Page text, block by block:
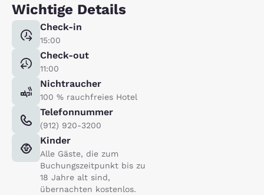
Wichtige Details
Check-in
15:00
Check-out
11:00
Nichtraucher
100 % rauchfreies Hotel
Telefonnummer
(912) 920-3200
Kinder
Alle Gäste, die zum
Buchungszeitpunkt bis zu
18 Jahre alt sind,
übernachten kostenlos.